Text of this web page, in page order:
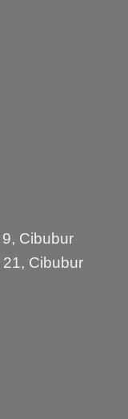
Cibubur
Cibubur